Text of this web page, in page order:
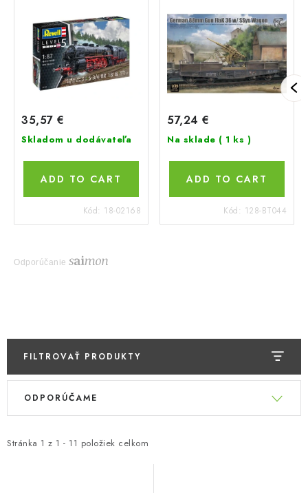
Tender 2‘2’T (1:87)
35,57 €
Skladom u dodávateľa
ADD TO CART
Kód: 18-02168
57,24 €
Na sklade ( 1 ks )
ADD TO CART
Kód: 128-BT044
Odporúčanie
FILTROVAŤ PRODUKTY
V
i
Stránka 1 z 1 - 11 položiek celkom
R
e
ODPORÚČAME